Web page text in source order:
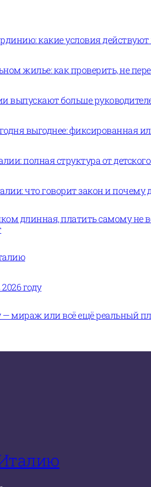
какие условия действуют
жилье: как проверить, не
выпускают больше
выгоднее: фиксированная
полная структура от
что говорит закон и почему
длинная, платить самому не
году
— мираж или всё ещё реальный